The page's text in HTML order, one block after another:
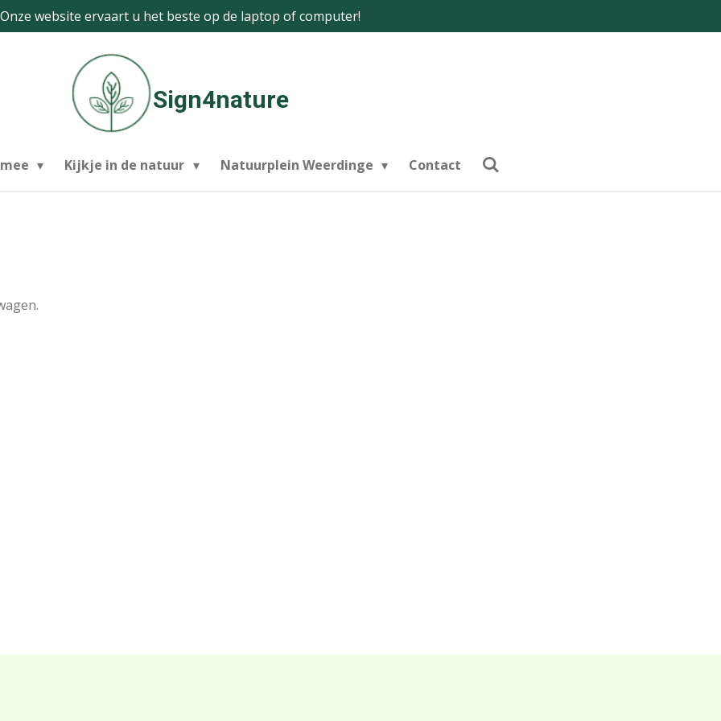
Onze website ervaart u het beste op de laptop of computer!
Sign4nature
Kijkje in de natuur Natuurplein Weerdinge Contact